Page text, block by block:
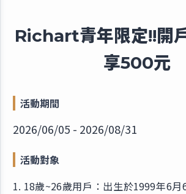
Richart青年限定!!開
享500元
活動期間
2026/06/05 - 2026/08/31
活動對象
1. 18歲~26歲用戶：出生於1999年6